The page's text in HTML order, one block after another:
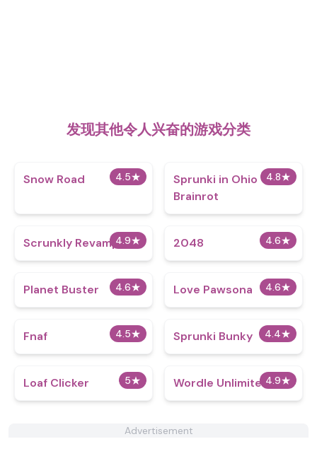
发现其他令人兴奋的游戏分类
4.5★
Snow Road 4.8★
Sprunki in Ohio
Brainrot
4.9★
Scrunkly Revamped 4.6★
2048
4.6★
Planet Buster 4.6★
Love Pawsona
4.5★
Fnaf 4.4★
Sprunki Bunky
5★
Loaf Clicker 4.9★
Wordle Unlimited
Advertisement